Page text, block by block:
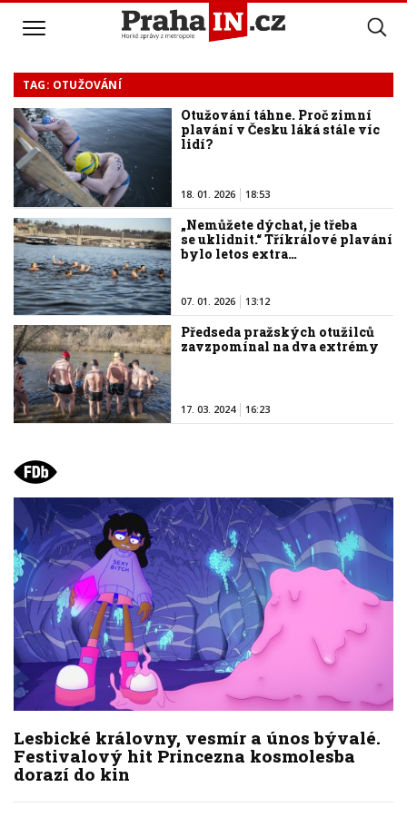
TAG: OTUŽOVÁNÍ
Otužování táhne. Proč zimní
plavání v Česku láká stále víc
lidí?
18. 01. 2026 18:53
„Nemůžete dýchat, je třeba
se uklidnit.“ Tříkrálové plavání
bylo letos extra…
07. 01. 2026 13:12
Předseda pražských otužilců
zavzpomínal na dva extrémy
17. 03. 2024 16:23
Lesbické královny, vesmír a únos bývalé.
Festivalový hit Princezna kosmolesba
dorazí do kin